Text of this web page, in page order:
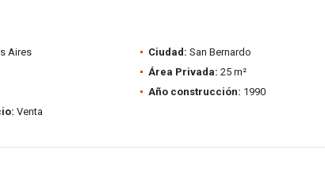
Aires Ciudad: San Bernardo
Área Privada: 25 m²
Año construcción: 1990
Venta